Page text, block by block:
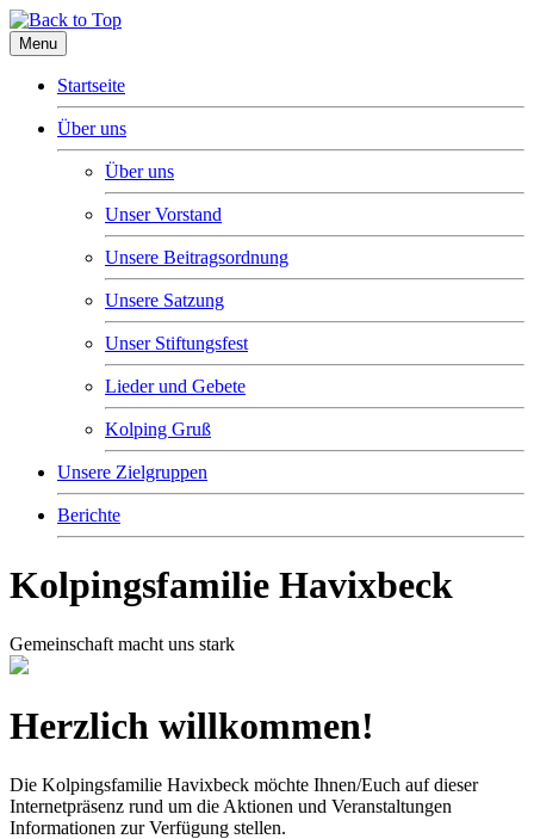
Menu
Startseite
Über uns
Über uns
Unser Vorstand
Unsere Beitragsordnung
Unsere Satzung
Unser Stiftungsfest
Lieder und Gebete
Kolping Gruß
Unsere Zielgruppen
Berichte
Kolpingsfamilie Havixbeck
Gemeinschaft macht uns stark
Herzlich willkommen!
Die Kolpingsfamilie Havixbeck möchte Ihnen/Euch auf dieser
Internetpräsenz rund um die Aktionen und Veranstaltungen
Informationen zur Verfügung stellen.